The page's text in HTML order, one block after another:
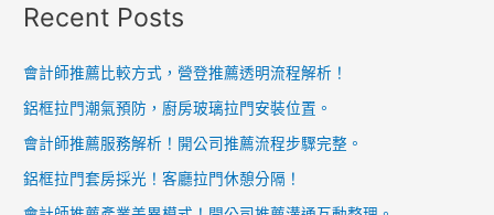
Recent Posts
會計師推薦比較方式，營登推薦透明流程解析！
鋁框拉門潮氣預防，廚房玻璃拉門安裝位置。
會計師推薦服務解析！開公司推薦流程步驟完整。
鋁框拉門套房採光！客廳拉門休憩分隔！